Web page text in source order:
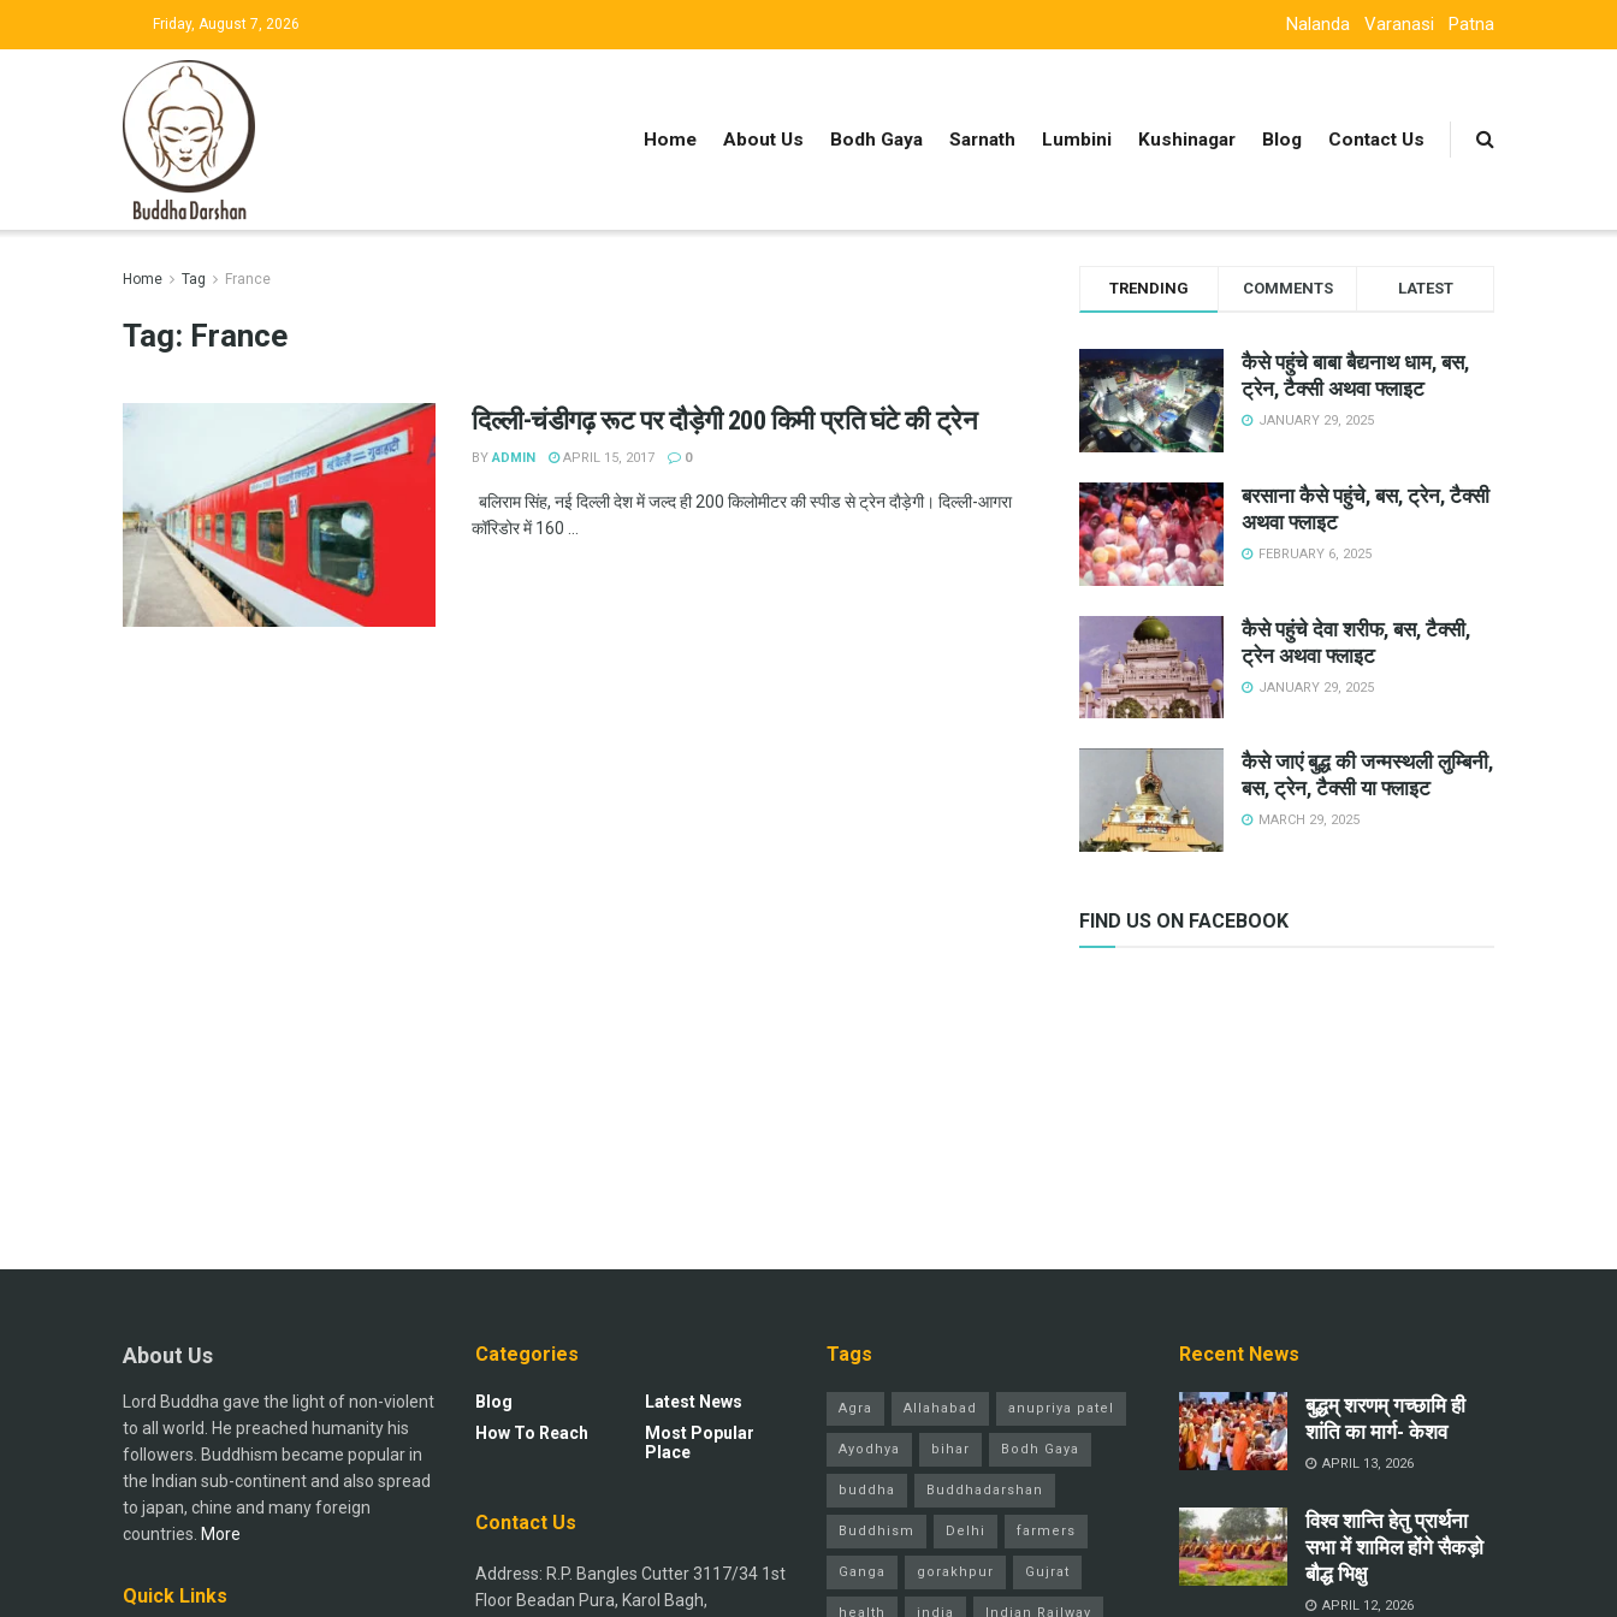
Friday, August 7, 2026 Nalanda Varanasi Patna
Home About Us Bodh Gaya Sarnath Lumbini Kushinagar Blog Contact Us
Home Tag France
Tag: France
दिल्ली-चंडीगढ़ रूट पर दौड़ेगी 200 किमी प्रति घंटे की ट्रेन
BY ADMIN APRIL 15, 2017 0
बलिराम सिंह, नई दिल्ली देश में जल्द ही 200 किलोमीटर की स्पीड से ट्रेन दाैड़ेगी। दिल्ली-आगरा
कॉरिडोर में 160 ...
TRENDING COMMENTS LATEST
कैसे पहुंचे बाबा बैद्यनाथ धाम, बस,
ट्रेन, टैक्सी अथवा फ्लाइट
JANUARY 29, 2025
बरसाना कैसे पहुंचे, बस, ट्रेन, टैक्सी
अथवा फ्लाइट
FEBRUARY 6, 2025
कैसे पहुंचे देवा शरीफ, बस, टैक्सी,
ट्रेन अथवा फ्लाइट
JANUARY 29, 2025
कैसे जाएं बुद्ध की जन्मस्थली लुम्बिनी,
बस, ट्रेन, टैक्सी या फ्लाइट
MARCH 29, 2025
FIND US ON FACEBOOK
About Us
Lord Buddha gave the light of non-violent
to all world. He preached humanity his
followers. Buddhism became popular in
the Indian sub-continent and also spread
to japan, chine and many foreign
countries. More
Quick Links
Categories
Blog
How To Reach
Latest News
Most Popular
Place
Contact Us
Address: R.P. Bangles Cutter 3117/34 1st
Floor Beadan Pura, Karol Bagh,
Tags
Agra Allahabad anupriya patel
Ayodhya bihar Bodh Gaya
buddha Buddhadarshan
Buddhism Delhi farmers
Ganga gorakhpur Gujrat
health india Indian Railway
Recent News
बुद्धम् शरणम् गच्छामि ही
शांति का मार्ग- केशव
APRIL 13, 2026
विश्व शान्ति हेतु प्रार्थना
सभा में शामिल होंगे सैकड़ो
बौद्ध भिक्षु
APRIL 12, 2026